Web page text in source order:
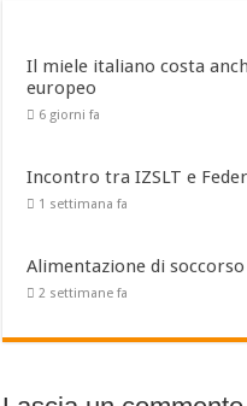
Il miele italiano costa
europeo
6 giorni fa
Incontro tra IZSLT e
1 settimana fa
Alimentazione di soccorso
2 settimane fa